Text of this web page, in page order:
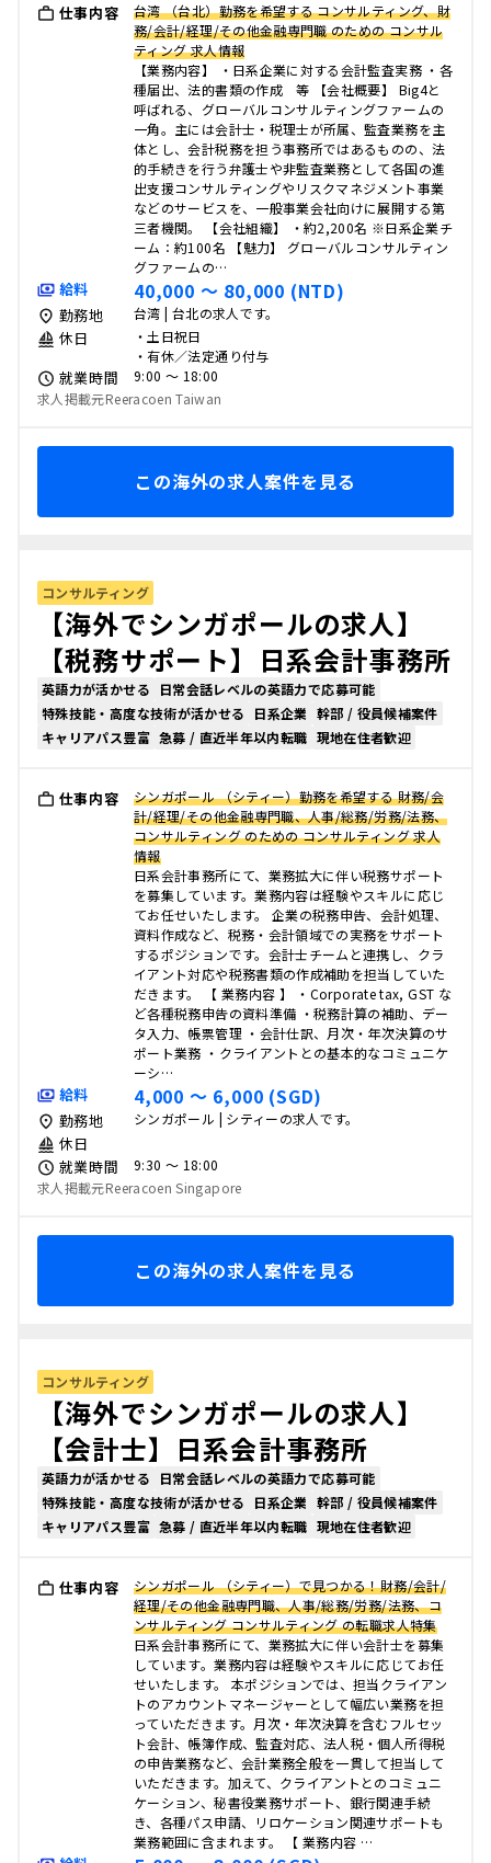
仕事内容
台湾 （台北）勤務を希望する コンサルティング、財
務/会計/経理/その他金融専門職 のための コンサル
ティング 求人情報
【業務内容】 ・日系企業に対する会計監査実務 ・各
種届出、法的書類の作成 等 【会社概要】 Big4と
呼ばれる、グローバルコンサルティングファームの
一角。主には会計士・税理士が所属、監査業務を主
体とし、会計税務を担う事務所ではあるものの、法
的手続きを行う弁護士や非監査業務として各国の進
出支援コンサルティングやリスクマネジメント事業
などのサービスを、一般事業会社向けに展開する第
三者機関。 【会社組織】 ・約2,200名 ※日系企業チ
ーム：約100名 【魅力】 グローバルコンサルティン
グファームの…
給料 40,000 〜 80,000 (NTD)
勤務地 台湾 | 台北の求人です。
休日
・土日祝日
・有休／法定通り付与
就業時間
9:00 〜 18:00
求人掲載元Reeracoen Taiwan
この海外の求人案件を見る
コンサルティング
【海外でシンガポールの求人】
【税務サポート】日系会計事務所
英語力が活かせる
日常会話レベルの英語力で応募可能
特殊技能・高度な技術が活かせる
日系企業 幹部 / 役員候補案件
キャリアパス豊富 急募 / 直近半年以内転職 現地在住者歓迎
仕事内容
シンガポール （シティー）勤務を希望する 財務/会
計/経理/その他金融専門職、人事/総務/労務/法務、
コンサルティング のための コンサルティング 求人
情報
日系会計事務所にて、業務拡大に伴い税務サポート
を募集しています。業務内容は経験やスキルに応じ
てお任せいたします。 企業の税務申告、会計処理、
資料作成など、税務・会計領域での実務をサポート
するポジションです。会計士チームと連携し、クラ
イアント対応や税務書類の作成補助を担当していた
だきます。 【 業務内容 】 ・Corporate tax, GST な
ど各種税務申告の資料準備 ・税務計算の補助、デー
タ入力、帳票管理 ・会計仕訳、月次・年次決算のサ
ポート業務 ・クライアントとの基本的なコミュニケ
ーシ…
給料 4,000 〜 6,000 (SGD)
勤務地 シンガポール | シティーの求人です。
休日
就業時間
9:30 〜 18:00
求人掲載元Reeracoen Singapore
この海外の求人案件を見る
コンサルティング
【海外でシンガポールの求人】
【会計士】日系会計事務所
英語力が活かせる
日常会話レベルの英語力で応募可能
特殊技能・高度な技術が活かせる
日系企業 幹部 / 役員候補案件
キャリアパス豊富 急募 / 直近半年以内転職 現地在住者歓迎
仕事内容
シンガポール （シティー）で見つかる！財務/会計/
経理/その他金融専門職、人事/総務/労務/法務、コ
ンサルティング コンサルティング の転職求人特集
日系会計事務所にて、業務拡大に伴い会計士を募集
しています。業務内容は経験やスキルに応じてお任
せいたします。 本ポジションでは、担当クライアン
トのアカウントマネージャーとして幅広い業務を担
っていただきます。月次・年次決算を含むフルセッ
ト会計、帳簿作成、監査対応、法人税・個人所得税
の申告業務など、会計業務全般を一貫して担当して
いただきます。加えて、クライアントとのコミュニ
ケーション、秘書役業務サポート、銀行関連手続
き、各種パス申請、リロケーション関連サポートも
業務範囲に含まれます。 【 業務内容 …